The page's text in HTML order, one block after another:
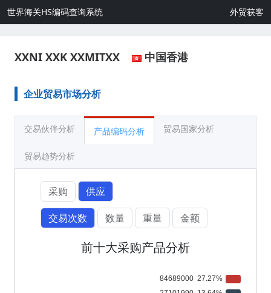
世界海关HS编码查询系统 外贸获客
XXNI XXK XXMITXX 中国香港
企业贸易市场分析
交易伙伴分析 产品编码分析 贸易国家分析
贸易趋势分析
采购
供应
交易次数
数量 重量 金额
前十大采购产品分析